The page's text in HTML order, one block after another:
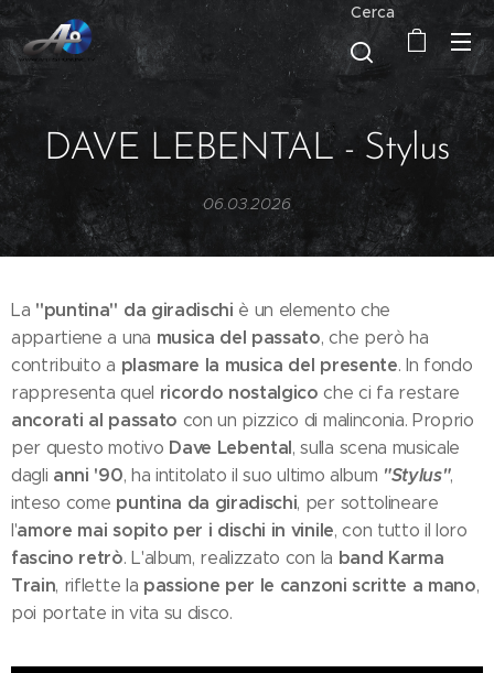
Cerca
DAVE LEBENTAL - Stylus
06.03.2026
La "puntina" da giradischi è un elemento che
appartiene a una musica del passato, che però ha
contribuito a plasmare la musica del presente. In fondo
rappresenta quel ricordo nostalgico che ci fa restare
ancorati al passato con un pizzico di malinconia. Proprio
per questo motivo Dave Lebental, sulla scena musicale
dagli anni '90, ha intitolato il suo ultimo album "Stylus",
inteso come puntina da giradischi, per sottolineare
l'amore mai sopito per i dischi in vinile, con tutto il loro
fascino retrò. L'album, realizzato con la band Karma
Train, riflette la passione per le canzoni scritte a mano,
poi portate in vita su disco.